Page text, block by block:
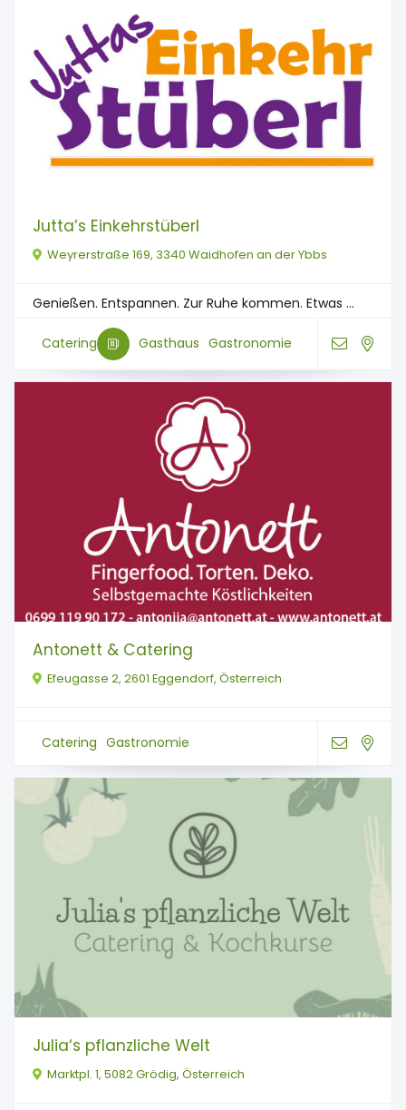
Jutta’s Einkehrstüberl
Weyrerstraße 169, 3340 Waidhofen an der Ybbs
Genießen. Entspannen. Zur Ruhe kommen. Etwas ...
Catering Gasthaus Gastronomie
Antonett & Catering
Efeugasse 2, 2601 Eggendorf, Österreich
Catering Gastronomie
Julia‘s pflanzliche Welt
Marktpl. 1, 5082 Grödig, Österreich